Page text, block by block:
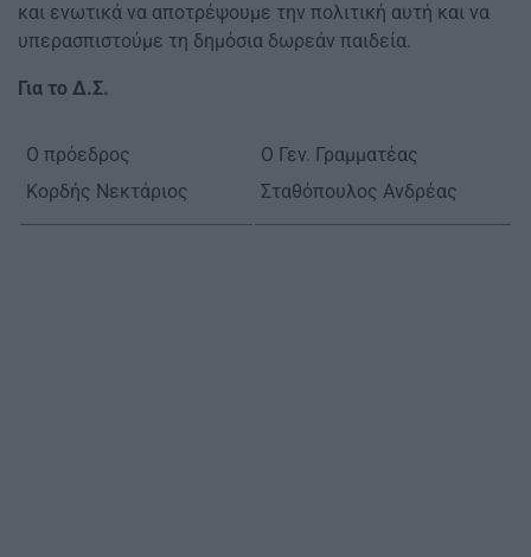
και ενωτικά να αποτρέψουμε την πολιτική αυτή και να
υπερασπιστούμε τη δημόσια δωρεάν παιδεία.
Για το Δ.Σ.
Ο πρόεδρος
Κορδής Νεκτάριος
Ο Γεν. Γραμματέας
Σταθόπουλος Ανδρέας